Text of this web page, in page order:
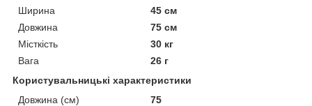
Ширина
45 см
Довжина
75 см
Місткість
30 кг
Вага
26 г
Користувальницькі характеристики
Довжина (см)
75